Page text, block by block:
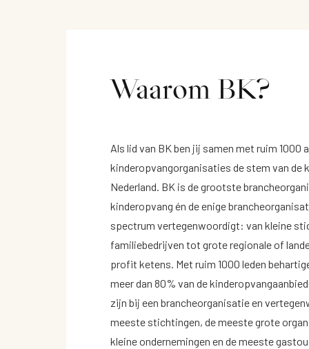
Waarom BK?
Als lid van BK ben jij samen met ruim 1000
kinderopvangorganisaties de stem van de
Nederland. BK is de grootste
kinderopvang én de enige
spectrum vertegenwoordigt: van kleine
familiebedrijven tot grote regionale of
profit ketens. Met ruim 1000 leden
meer dan 80% van de
zijn bij een brancheorganisatie en
meeste stichtingen, de meeste grote
kleine ondernemingen en de meeste